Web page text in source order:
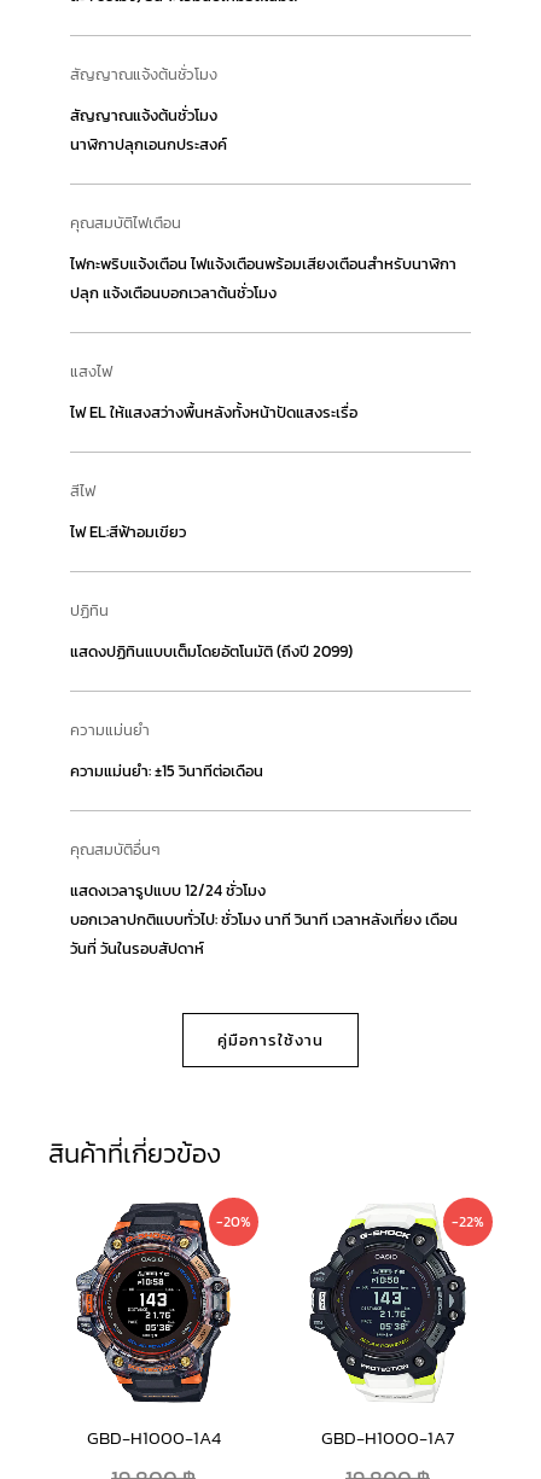
สัญญาณแจ้งต้นชั่วโมง
สัญญาณแจ้งต้นชั่วโมง
นาฬิกาปลุกเอนกประสงค์
คุณสมบัติไฟเตือน
ไฟกะพริบแจ้งเตือน ไฟแจ้งเตือนพร้อมเสียงเตือนสำหรับนาฬิกา
ปลุก แจ้งเตือนบอกเวลาต้นชั่วโมง
แสงไฟ
ไฟ EL ให้แสงสว่างพื้นหลังทั้งหน้าปัดแสงระเรื่อ
สีไฟ
ไฟ EL:สีฟ้าอมเขียว
ปฏิทิน
แสดงปฏิทินแบบเต็มโดยอัตโนมัติ (ถึงปี 2099)
ความแม่นยำ
ความแม่นยำ: ±15 วินาทีต่อเดือน
คุณสมบัติอื่นๆ
แสดงเวลารูปแบบ 12/24 ชั่วโมง
บอกเวลาปกติแบบทั่วไป: ชั่วโมง นาที วินาที เวลาหลังเที่ยง เดือน
วันที่ วันในรอบสัปดาห์
คู่มือการใช้งาน
สินค้าที่เกี่ยวข้อง
-20%
GBD-H1000-1A4
Original
price
was:
19,800 ฿.
Current
price
is:
15,800 ฿.
-22%
GBD-H1000-1A7
Original
price
was:
19,800 ฿.
Current
price
is:
15,400 ฿.